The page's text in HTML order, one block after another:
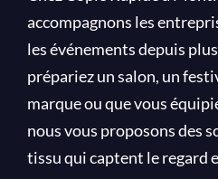
accompagnons les
les événements depuis
prépariez un salon, un
marque ou que vous
nous vous proposons des
tissu qui captent le regard